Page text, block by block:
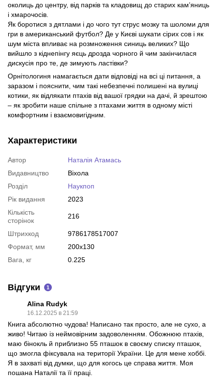
околиць до центру, від парків та кладовищ до старих камʼяниць
і хмарочосів.
Як боротися з дятлами і до чого тут струс мозку та шоломи для
гри в американський футбол? Де у Києві шукати сірих сов і як
шум міста впливає на розмноження синиць великих? Що
вийшло з кіднепінгу яєць дрозда чорного й чим закінчилася
дискусія про те, де зимують ластівки?
Орнітологиня намагається дати відповіді на всі ці питання, а
заразом і пояснити, чим такі небезпечні полишені на вулиці
котики, як відлякати птахів від вашої грядки на дачі, й зрештою
– як зробити наше спільне з птахами життя в одному місті
комфортним і взаємовигідним.
Характеристики
Автор
Наталія Атамась
Видавництво
Віхола
Розділ
Наукпоп
Рік видання
2023
Кількість
сторінок
216
Штрихкод
9786178517007
Формат, мм
200x130
Вага, кг
0.225
Відгуки 1
Alina Rudyk
16.12.2025 в 21:59
Книга абсолютно чудова! Написано так просто, але не сухо, а
живо! Читаю із неймовірним задоволенням. Обожнюю птахів,
маю бінокль й приблизно 55 пташок в своєму списку пташок,
що змогла фіксувала на території України. Це для мене хоббі.
Я в захваті від думки, що для когось це справа життя. Моя
пошана Наталії та її праці.